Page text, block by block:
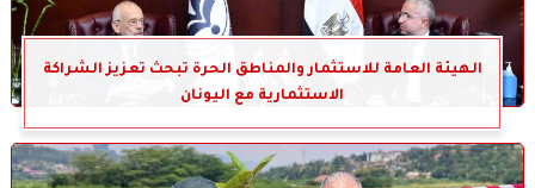
الهيئة العامة للاستثمار والمناطق الحرة تبحث تعزيز الشراكة
الاستثمارية مع اليونان